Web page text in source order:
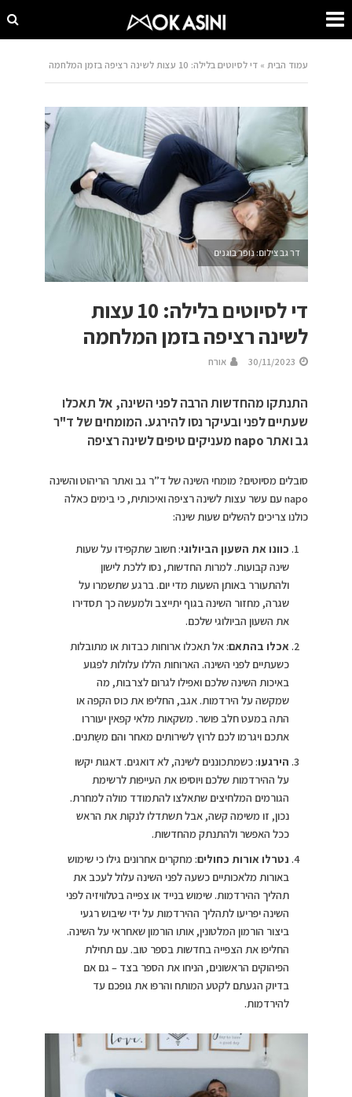
עמוד הבית »די לסיוטים בלילה: 10 עצות לשינה רציפה בזמן המלחמה
דר גב צילום: נופר בוגנים
די לסיוטים בלילה: 10 עצות
לשינה רציפה בזמן המלחמה
30/11/2023 אורח
התנתקו מהחדשות הרבה לפני השינה, אל תאכלו
שעתיים לפני ובעיקר נסו להירגע. המומחים של ד"ר
גב ואתר napo מעניקים טיפים לשינה רציפה
סובלים מסיוטים? מומחי השינה של ד”ר גב ואתר הריהוט והשינה
napo עם עשר עצות לשינה רציפה ואיכותית, כי בימים כאלה
כולנו צריכים להשלים שעות שינה:
כוונו את השעון הביולוגי: חשוב שתקפידו על שעות
שינה קבועות. למרות החדשות, נסו ללכת לישון
ולהתעורר באותן השעות מדי יום. ברגע שתשמרו על
שגרה, מחזור השינה בגוף יתייצב ולמעשה כך תסדירו
את השעון הביולוגי שלכם.
אכלו בהתאם: אל תאכלו ארוחות כבדות או מתובלות
כשעתיים לפני השינה. הארוחות הללו עלולות לפגוע
באיכות השינה שלכם ואפילו לגרום לצרבות, מה
שמקשה על הירדמות. אגב, החליפו את כוס הקפה או
התה במעט חלב פושר. משקאות מלאי קפאין יעוררו
אתכם ויגרמו לכם לרוץ לשירותים מאחר והם משַתנים.
הירגעו: כשמתכוננים לשינה, לא דואגים. דאגות יקשו
על ההירדמות שלכם ויוסיפו את העייפות לרשימת
הגורמים המלחיצים שתאלצו להתמודד מולה למחרת.
נכון, זו משימה קשה, אבל תשתדלו לנקות את הראש
ככל האפשר ולהתנתק מהחדשות.
נטרלו אורות כחולים: מחקרים אחרונים גילו כי שימוש
באורות מלאכותיים כשעה לפני השינה עלול לעכב את
תהליך ההירדמות. שימוש בנייד או צפייה בטלוויזיה לפני
השינה יפריעו לתהליך ההירדמות על ידי שיבוש רגעי
ביצור הורמון המלטונין, אותו הורמון שאחראי על השינה.
החליפו את הצפייה בחדשות בספר טוב. עם תחילת
הפיהוקים הראשונים, הניחו את הספר בצד – גם אם
בדיוק הגעתם לקטע המותח והרפו את גופכם עד
להירדמות.